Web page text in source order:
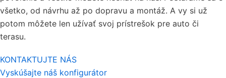
všetko, od návrhu až po dopravu a montáž. A vy si už
potom môžete len užívať svoj prístrešok pre auto či
terasu.
KONTAKTUJTE NÁS
Vyskúšajte náš konfigurátor